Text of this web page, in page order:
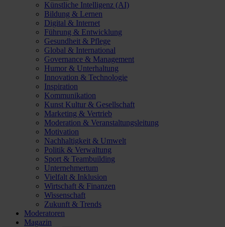
Künstliche Intelligenz (AI)
Bildung & Lernen
Digital & Internet
Führung & Entwicklung
Gesundheit & Pflege
Global & International
Governance & Management
Humor & Unterhaltung
Innovation & Technologie
Inspiration
Kommunikation
Kunst Kultur & Gesellschaft
Marketing & Vertrieb
Moderation & Veranstaltungsleitung
Motivation
Nachhaltigkeit & Umwelt
Politik & Verwaltung
Sport & Teambuilding
Unternehmertum
Vielfalt & Inklusion
Wirtschaft & Finanzen
Wissenschaft
Zukunft & Trends
Moderatoren
Magazin